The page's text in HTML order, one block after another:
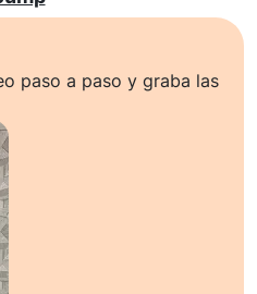
paso a paso y graba las